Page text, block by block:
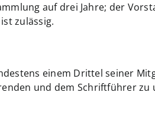
auf drei Jahre; der
zulässig.
einem Drittel seiner
und dem Schriftführer zu